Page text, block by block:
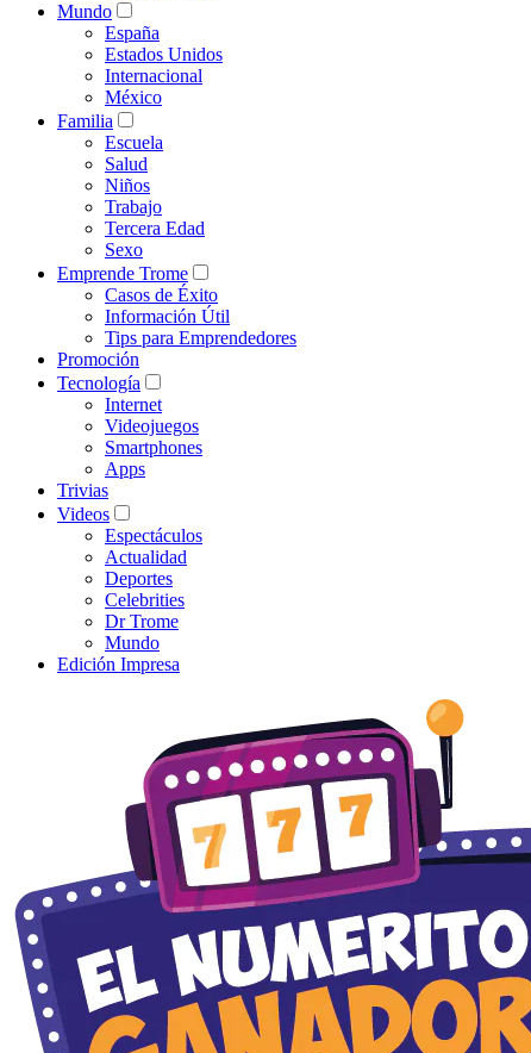
Mundo
España
Estados Unidos
Internacional
México
Familia
Escuela
Salud
Niños
Trabajo
Tercera Edad
Sexo
Emprende Trome
Casos de Éxito
Información Útil
Tips para Emprendedores
Promoción
Tecnología
Internet
Videojuegos
Smartphones
Apps
Trivias
Videos
Espectáculos
Actualidad
Deportes
Celebrities
Dr Trome
Mundo
Edición Impresa